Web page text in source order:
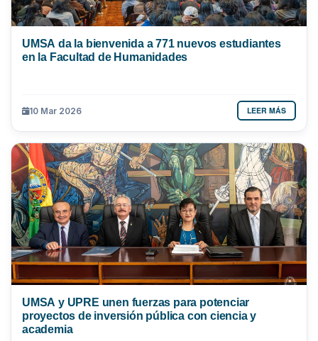
UMSA da la bienvenida a 771 nuevos estudiantes
en la Facultad de Humanidades
10 Mar 2026 LEER MÁS
UMSA y UPRE unen fuerzas para potenciar
proyectos de inversión pública con ciencia y
academia